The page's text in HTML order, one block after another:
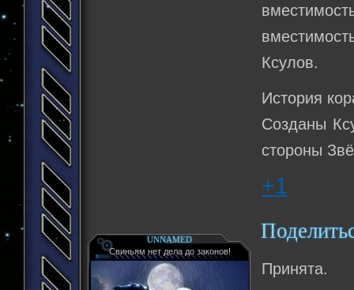
Ксулов.
История
Созданы
стороны
+1
UNNAMED
Свиньям нет дела до законов!
Принята.